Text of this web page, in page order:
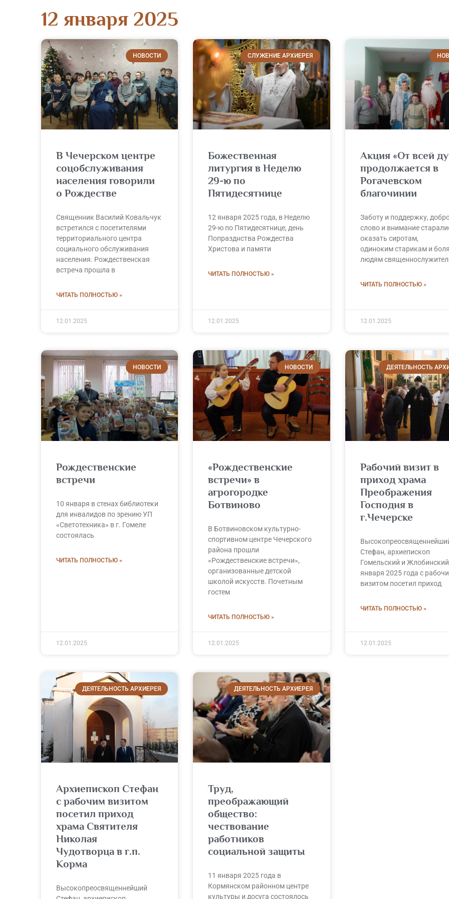
12 января 2025
НОВОСТИ
В Чечерском центре
соцобслуживания
населения говорили
о Рождестве
Священник Василий Ковальчук
встретился с посетителями
территориального центра
социального обслуживания
населения. Рождественская
встреча прошла в
ЧИТАТЬ ПОЛНОСТЬЮ »
12.01.2025
СЛУЖЕНИЕ АРХИЕРЕЯ
Божественная
литургия в Неделю
29-ю по
Пятидесятнице
12 января 2025 года, в Неделю
29-ю по Пятидесятнице, день
Попразднства Рождества
Христова и памяти
ЧИТАТЬ ПОЛНОСТЬЮ »
12.01.2025
Акция «От всей
продолжается в
Рогачевском
благочинии
Заботу и поддержку,
слово и внимание
оказать сиротам,
одиноким старикам и
людям
ЧИТАТЬ ПОЛНОСТЬЮ »
12.01.2025
НОВОСТИ
Рождественские
встречи
10 января в стенах библиотеки
для инвалидов по зрению УП
«Светотехника» в г. Гомеле
состоялась
ЧИТАТЬ ПОЛНОСТЬЮ »
12.01.2025
НОВОСТИ
«Рождественские
встречи» в
агрогородке
Ботвиново
В Ботвиновском культурно-
спортивном центре Чечерского
района прошли
«Рождественские встречи»,
организованные детской
школой искусств. Почетным
гостем
ЧИТАТЬ ПОЛНОСТЬЮ »
12.01.2025
ДЕЯТЕЛЬНОСТЬ
Рабочий визит в
приход храма
Преображения
Господня в
г.Чечерске
Стефан, архиепископ
Гомельский и
января 2025 года с
визитом посетил приход
ЧИТАТЬ ПОЛНОСТЬЮ »
12.01.2025
ДЕЯТЕЛЬНОСТЬ АРХИЕРЕЯ
Архиепископ Стефан
с рабочим визитом
посетил приход
храма Святителя
Николая
Чудотворца в г.п.
Корма
Высокопреосвященнейший
ДЕЯТЕЛЬНОСТЬ АРХИЕРЕЯ
Труд,
преображающий
общество:
чествование
работников
социальной защиты
11 января 2025 года в
Кормянском районном центре
культуры и досуга состоялось